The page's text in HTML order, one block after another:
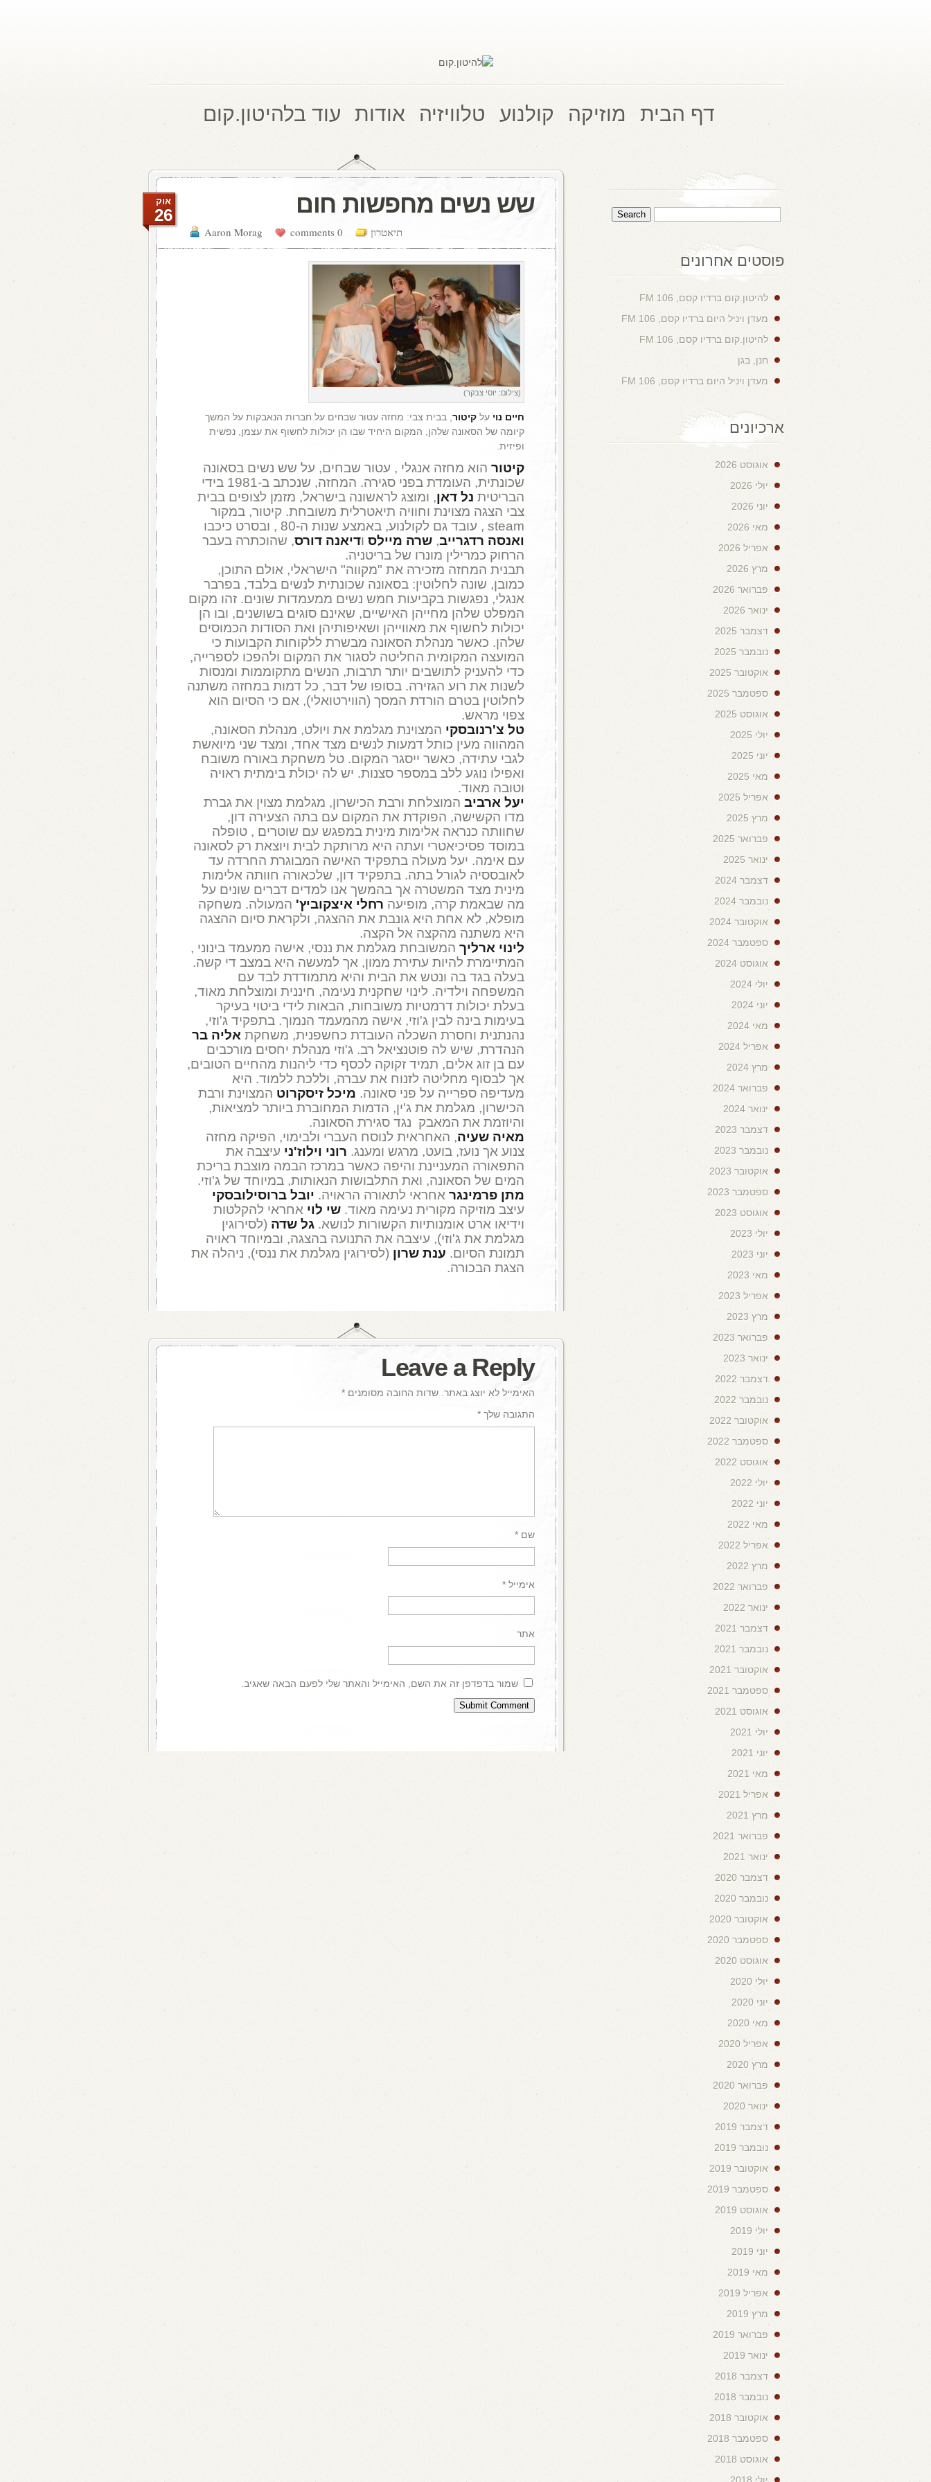
דף הבית מוזיקה קולנוע טלוויזיה אודות עוד בלהיטון.קום
שש נשים מחפשות חום
Aaron Morag 0 comments תיאטרון
אוק
26
(צילום: יוסי צבקר)
חיים נוי על קיטור , בבית צבי: מחזה עטור שבחים על חברות הנאבקות על המשך
קיומה של הסאונה שלהן, המקום היחיד שבו הן יכולות לחשוף את עצמן, נפשית
ופיזית.
קיטור הוא מחזה אנגלי , עטור שבחים, על שש נשים בסאונה
שכונתית, העומדת בפני סגירה. המחזה, שנכתב ב-1981 בידי
הבריטית נל דאן, ומוצג לראשונה בישראל, מזמן לצופים בבית
צבי הצגה מצוינת וחוויה תיאטרלית משובחת. קיטור, במקור
steam , עובד גם לקולנוע, באמצע שנות ה-80 , ובסרט כיכבו
ואנסה רדגרייב, שרה מיילס ודיאנה דורס, שהוכתרה בעבר
הרחוק כמרילין מונרו של בריטניה.
תבנית המחזה מזכירה את "מקווה" הישראלי, אולם התוכן,
כמובן, שונה לחלוטין: בסאונה שכונתית לנשים בלבד, בפרבר
אנגלי, נפגשות בקביעות חמש נשים ממעמדות שונים. זהו מקום
המפלט שלהן מחייהן האישיים, שאינם סוגים בשושנים, ובו הן
יכולות לחשוף את מאווייהן ושאיפותיהן ואת הסודות הכמוסים
שלהן. כאשר מנהלת הסאונה מבשרת ללקוחות הקבועות כי
המועצה המקומית החליטה לסגור את המקום ולהפכו לספרייה,
כדי להעניק לתושבים יותר תרבות, הנשים מתקוממות ומנסות
לשנות את רוע הגזירה. בסופו של דבר, כל דמות במחזה משתנה
לחלוטין בטרם הורדת המסך (הווירטואלי), אם כי הסיום הוא
צפוי מראש.
טל צ'רנובסקי המצוינת מגלמת את ויולט, מנהלת הסאונה,
המהווה מעין כותל דמעות לנשים מצד אחד, ומצד שני מיואשת
לגבי עתידה, כאשר ייסגר המקום. טל משחקת באורח משובח
ואפילו נוגע ללב במספר סצנות. יש לה יכולת בימתית ראויה
וטובה מאוד.
יעל ארביב המוצלחת ורבת הכישרון, מגלמת מצוין את גברת
מדו הקשישה, הפוקדת את המקום עם בתה הצעירה דון,
שחוותה כנראה אלימות מינית במפגש עם שוטרים , טופלה
במוסד פסיכיאטרי ועתה היא מרותקת לבית ויוצאת רק לסאונה
עם אימה. יעל מעולה בתפקיד האישה המבוגרת החרדה עד
לאובססיה לגורל בתה. בתפקיד דון, שלכאורה חוותה אלימות
מינית מצד המשטרה אך בהמשך אנו למדים דברים שונים על
מה שבאמת קרה, מופיעה רחלי איצקוביץ' המעולה. משחקה
מופלא, לא אחת היא גונבת את ההצגה, ולקראת סיום ההצגה
היא משתנה מהקצה אל הקצה.
לינוי ארליך המשובחת מגלמת את ננסי, אישה ממעמד בינוני ,
המתיימרת להיות עתירת ממון, אך למעשה היא במצב די קשה.
בעלה בגד בה ונטש את הבית והיא מתמודדת לבד עם
המשפחה וילדיה. לינוי שחקנית נעימה, חיננית ומוצלחת מאוד,
בעלת יכולות דרמטיות משובחות, הבאות לידי ביטוי בעיקר
בעימות בינה לבין ג'וזי, אישה מהמעמד הנמוך. בתפקיד ג'וזי,
נהנתנית וחסרת השכלה העובדת כחשפנית, משחקת אליה בר
הנהדרת, שיש לה פוטנציאל רב. ג'וזי מנהלת יחסים מורכבים
עם בן זוג אלים, תמיד זקוקה לכסף כדי ליהנות מהחיים הטובים,
אך לבסוף מחליטה לזנוח את עברה, וללכת ללמוד. היא
מעדיפה ספרייה על פני סאונה. מיכל זיסקרוט המצוינת ורבת
הכישרון, מגלמת את ג'ין, הדמות המחוברת ביותר למציאות,
והיוזמת את המאבק נגד סגירת הסאונה.
מאיה שעיה, האחראית לנוסח העברי ולבימוי, הפיקה מחזה
צנוע אך נועז, בועט, מרגש ומענג. רוני וילוז'ני עיצבה את
התפאורה המעניינת והיפה כאשר במרכז הבמה מוצבת בריכת
המים של הסאונה, ואת התלבושות הנאותות, במיוחד של ג'וזי.
מתן פרמינגר אחראי לתאורה הראויה. יובל ברוסילובסקי
עיצב מוזיקה מקורית נעימה מאוד. שי לוי אחראי להקלטות
וידיאו ארט אומנותיות הקשורות לנושא. גל שדה (לסירוגין
מגלמת את ג'וזי), עיצבה את התנועה בהצגה, ובמיוחד ראויה
תמונת הסיום. ענת שרון (לסירוגין מגלמת את ננסי), ניהלה את
הצגת הבכורה.
Leave a Reply
האימייל לא יוצג באתר. שדות החובה מסומנים *
התגובה שלך *
שם *
אימייל *
אתר
שמור בדפדפן זה את השם, האימייל והאתר שלי לפעם הבאה שאגיב.
פוסטים אחרונים
להיטון.קום ברדיו קסם, 106 FM
מעדן ויניל היום ברדיו קסם, 106 FM
להיטון.קום ברדיו קסם, 106 FM
חנן, בגן
מעדן ויניל היום ברדיו קסם, 106 FM
ארכיונים
אוגוסט 2026
יולי 2026
יוני 2026
מאי 2026
אפריל 2026
מרץ 2026
פברואר 2026
ינואר 2026
דצמבר 2025
נובמבר 2025
אוקטובר 2025
ספטמבר 2025
אוגוסט 2025
יולי 2025
יוני 2025
מאי 2025
אפריל 2025
מרץ 2025
פברואר 2025
ינואר 2025
דצמבר 2024
נובמבר 2024
אוקטובר 2024
ספטמבר 2024
אוגוסט 2024
יולי 2024
יוני 2024
מאי 2024
אפריל 2024
מרץ 2024
פברואר 2024
ינואר 2024
דצמבר 2023
נובמבר 2023
אוקטובר 2023
ספטמבר 2023
אוגוסט 2023
יולי 2023
יוני 2023
מאי 2023
אפריל 2023
מרץ 2023
פברואר 2023
ינואר 2023
דצמבר 2022
נובמבר 2022
אוקטובר 2022
ספטמבר 2022
אוגוסט 2022
יולי 2022
יוני 2022
מאי 2022
אפריל 2022
מרץ 2022
פברואר 2022
ינואר 2022
דצמבר 2021
נובמבר 2021
אוקטובר 2021
ספטמבר 2021
אוגוסט 2021
יולי 2021
יוני 2021
מאי 2021
אפריל 2021
מרץ 2021
פברואר 2021
ינואר 2021
דצמבר 2020
נובמבר 2020
אוקטובר 2020
ספטמבר 2020
אוגוסט 2020
יולי 2020
יוני 2020
מאי 2020
אפריל 2020
מרץ 2020
פברואר 2020
ינואר 2020
דצמבר 2019
נובמבר 2019
אוקטובר 2019
ספטמבר 2019
אוגוסט 2019
יולי 2019
יוני 2019
מאי 2019
אפריל 2019
מרץ 2019
פברואר 2019
ינואר 2019
דצמבר 2018
נובמבר 2018
אוקטובר 2018
ספטמבר 2018
אוגוסט 2018